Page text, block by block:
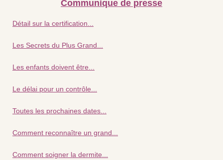
Communique de presse
Détail sur la certification...
Les Secrets du Plus Grand...
Les enfants doivent être...
Le délai pour un contrôle...
Toutes les prochaines dates...
Comment reconnaître un grand...
Comment soigner la dermite...